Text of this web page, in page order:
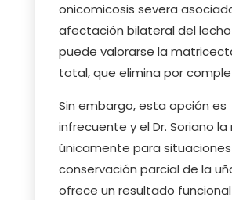
onicomicosis severa
afectación bilateral del
puede valorarse la
total, que elimina por
Sin embargo, esta opción es
infrecuente y el Dr. Soriano la
únicamente para
conservación parcial de la
ofrece un resultado funcional